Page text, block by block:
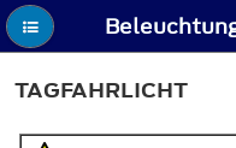
TAGFAHRLICHT